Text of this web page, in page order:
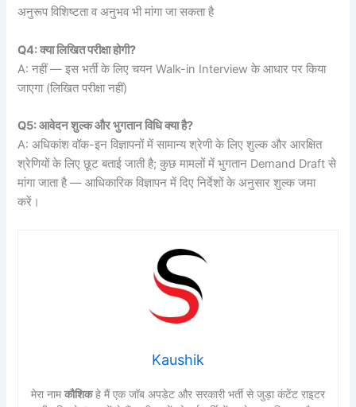
अनुरूप विशिष्टता व अनुभव भी मांगा जा सकता है
Q4: क्या लिखित परीक्षा होगी?
A: नहीं — इस भर्ती के लिए चयन Walk-in Interview के आधार पर किया
जाएगा (लिखित परीक्षा नहीं)
Q5: आवेदन शुल्क और भुगतान विधि क्या है?
A: अधिकांश वॉक-इन विज्ञापनों में सामान्य श्रेणी के लिए शुल्क और आरक्षित
श्रेणियों के लिए छूट बताई जाती है; कुछ मामलों में भुगतान Demand Draft से
मांगा जाता है — आधिकारिक विज्ञापन में दिए निर्देशों के अनुसार शुल्क जमा
करें।
Kaushik
मेरा नामकौशिकहे मैं एक जॉब अपडेट और सरकारी भर्ती से जुड़ा कंटेंट राइटर